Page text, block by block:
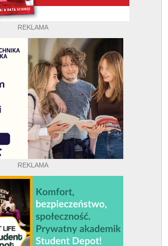
REKLAMA
REKLAMA